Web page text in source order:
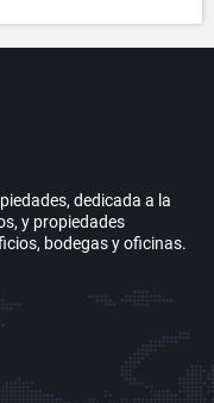
dedicada a la
y propiedades
bodegas y oficinas.